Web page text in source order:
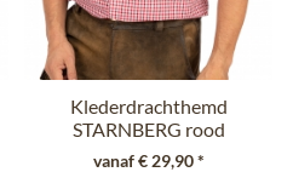
Klederdrachthemd
STARNBERG rood
(Regular Fit)
vanaf € 29,90 *